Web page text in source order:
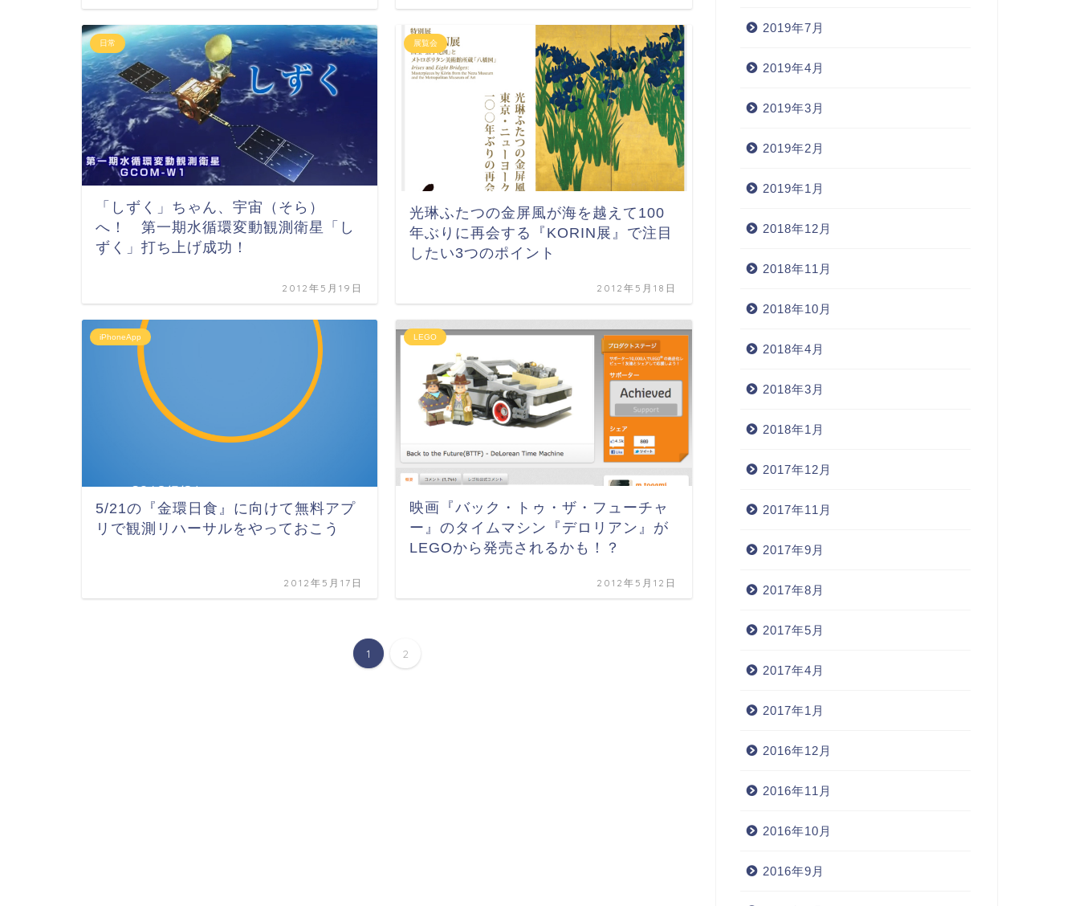
日常
「しずく」ちゃん、宇宙（そら）
へ！ 第一期水循環変動観測衛星「し
ずく」打ち上げ成功！
2012年5月19日
展覧会
光琳ふたつの金屏風が海を越えて100
年ぶりに再会する『KORIN展』で注目
したい3つのポイント
2012年5月18日
iPhoneApp
5/21の『金環日食』に向けて無料アプ
リで観測リハーサルをやっておこう
2012年5月17日
LEGO
映画『バック・トゥ・ザ・フューチャ
ー』のタイムマシン『デロリアン』が
LEGOから発売されるかも！？
2012年5月12日
1 2
2019年7月
2019年4月
2019年3月
2019年2月
2019年1月
2018年12月
2018年11月
2018年10月
2018年4月
2018年3月
2018年1月
2017年12月
2017年11月
2017年9月
2017年8月
2017年5月
2017年4月
2017年1月
2016年12月
2016年11月
2016年10月
2016年9月